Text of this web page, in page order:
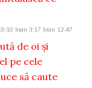
Ioan 3:17 Ioan 12:47
de oi şi
pe cele
să caute